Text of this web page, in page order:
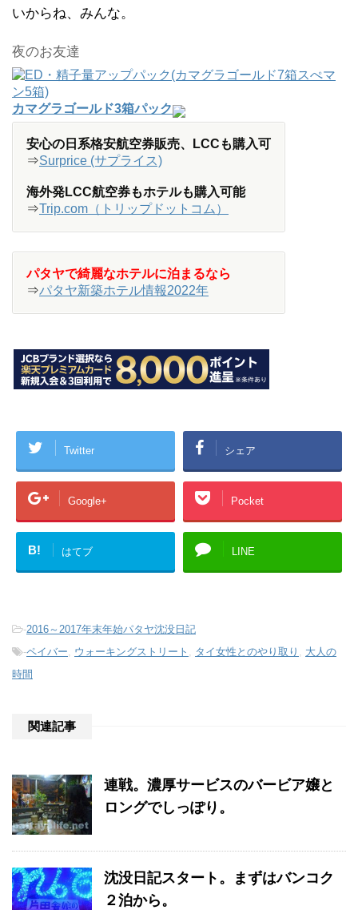
いからね、みんな。
夜のお友達
カマグラゴールド3箱パック
安心の日系格安航空券販売、LCCも購入可
⇒Surprice (サプライス)
海外発LCC航空券もホテルも購入可能
⇒Trip.com（トリップドットコム）
パタヤで綺麗なホテルに泊まるなら
⇒パタヤ新築ホテル情報2022年
Twitter シェア
Google+ Pocket
B! はてブ LINE
-2016～2017年末年始パタヤ沈没日記
-ペイバー, ウォーキングストリート , タイ女性とのやり取り , 大人の
時間
関連記事
連戦。濃厚サービスのバービア嬢と
ロングでしっぽり。
沈没日記スタート。まずはバンコク
２泊から。